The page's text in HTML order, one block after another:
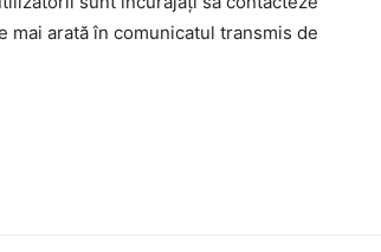
mai arată în comunicatul transmis de